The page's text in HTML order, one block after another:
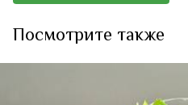
Посмотрите также